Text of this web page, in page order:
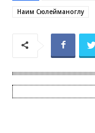
Наим Сюлейманоглу